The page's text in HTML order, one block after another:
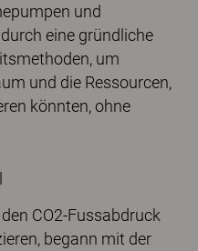
und
eine gründliche
um
und die Ressourcen,
könnten, ohne
CO2-Fussabdruck
begann mit der